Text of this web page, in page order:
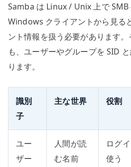
Samba は Linux / Unix 上で SMB
Windows クライアントから見る
ント情報を扱う必要があります
も、ユーザーやグループを SID
ります。
識別
子
主な世界 役割
ユー
ザー
人間が読
む名前
ログ
使う